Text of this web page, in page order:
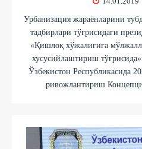
Урбанизация жараёнларини
тадбирлари тўғрисидаги
«Қишлоқ хўжалигига
хусусийлаштириш
Ўзбекистон Республикасида
ривожлантириш